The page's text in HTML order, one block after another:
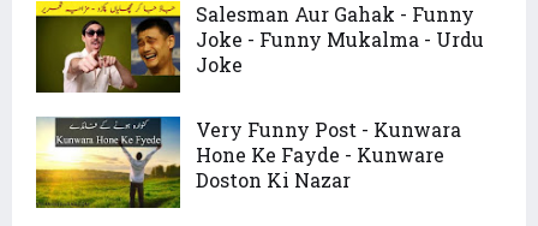
Salesman Aur Gahak - Funny
Joke - Funny Mukalma - Urdu
Joke
Very Funny Post - Kunwara
Hone Ke Fayde - Kunware
Doston Ki Nazar